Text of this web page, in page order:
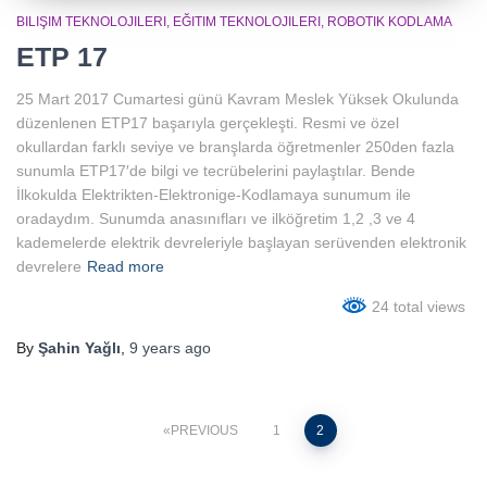
BILIŞIM TEKNOLOJILERI EĞITIM TEKNOLOJILERI ROBOTIK KODLAMA
ETP 17
25 Mart 2017 Cumartesi günü Kavram Meslek Yüksek Okulunda
düzenlenen ETP17 başarıyla gerçekleşti. Resmi ve özel
okullardan farklı seviye ve branşlarda öğretmenler 250den fazla
sunumla ETP17′de bilgi ve tecrübelerini paylaştılar. Bende
İlkokulda Elektrikten-Elektronige-Kodlamaya sunumum ile
oradaydım. Sunumda anasınıfları ve ilköğretim 1,2 ,3 ve 4
kademelerde elektrik devreleriyle başlayan serüvenden elektronik
devrelere Read more
24 total views
By Şahin Yağlı, 9 years ago
PREVIOUS 1 2